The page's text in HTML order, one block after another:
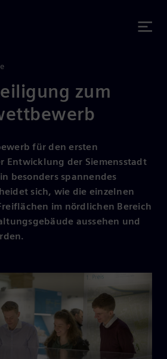
zum
für den ersten
Entwicklung der Siemensstadt
besonders spannendes
sich, wie die einzelnen
im nördlichen Bereich
aussehen und